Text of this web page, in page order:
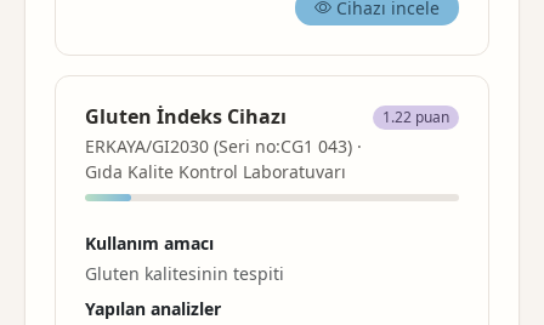
Cihazı incele
Gluten İndeks Cihazı
ERKAYA/GI2030 (Seri no:CG1 043) ·
Gıda Kalite Kontrol Laboratuvarı
1.22 puan
Kullanım amacı
Gluten kalitesinin tespiti
Yapılan analizler